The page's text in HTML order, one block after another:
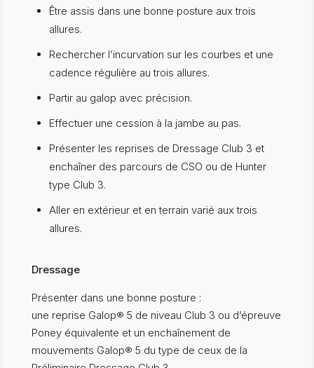
Être assis dans une bonne posture aux trois
allures.
Rechercher l’incurvation sur les courbes et une
cadence régulière au trois allures.
Partir au galop avec précision.
Effectuer une cession à la jambe au pas.
Présenter les reprises de Dressage Club 3 et
enchaîner des parcours de CSO ou de Hunter
type Club 3.
Aller en extérieur et en terrain varié aux trois
allures.
Dressage
Présenter dans une bonne posture :
une reprise Galop® 5 de niveau Club 3 ou d’épreuve
Poney équivalente et un enchaînement de
mouvements Galop® 5 du type de ceux de la